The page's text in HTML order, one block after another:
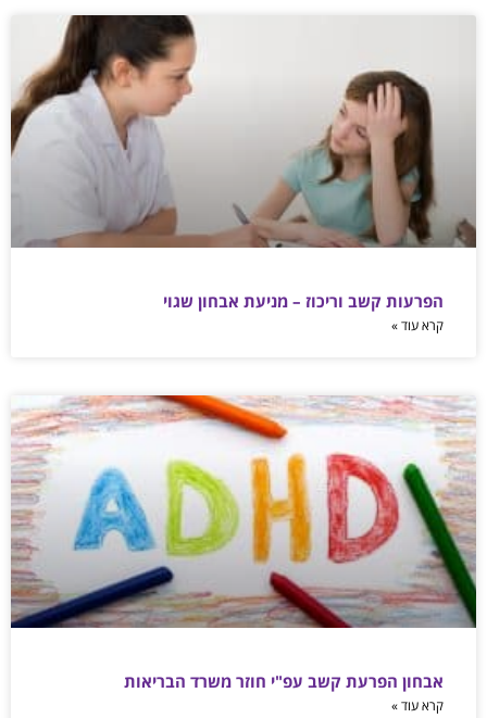
הפרעות קשב וריכוז – מניעת אבחון שגוי
קרא עוד »
אבחון הפרעת קשב עפ"י חוזר משרד הבריאות
קרא עוד »